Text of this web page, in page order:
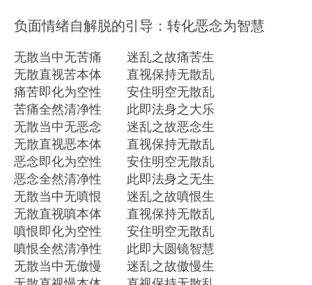
负面情绪自解脱的引导：转化恶念为智慧
无散当中无苦痛 迷乱之故痛苦生
无散直视苦本体 直视保持无散乱
痛苦即化为空性 安住明空无散乱
苦痛全然清净性 此即法身之大乐
无散当中无恶念 迷乱之故恶念生
无散直视恶本体 直视保持无散乱
恶念即化为空性 安住明空无散乱
恶念全然清净性 此即法身之无生
无散当中无嗔恨 迷乱之故嗔恨生
无散直视嗔本体 直视保持无散乱
嗔恨即化为空性 安住明空无散乱
嗔恨全然清净性 此即大圆镜智慧
无散当中无傲慢 迷乱之故傲慢生